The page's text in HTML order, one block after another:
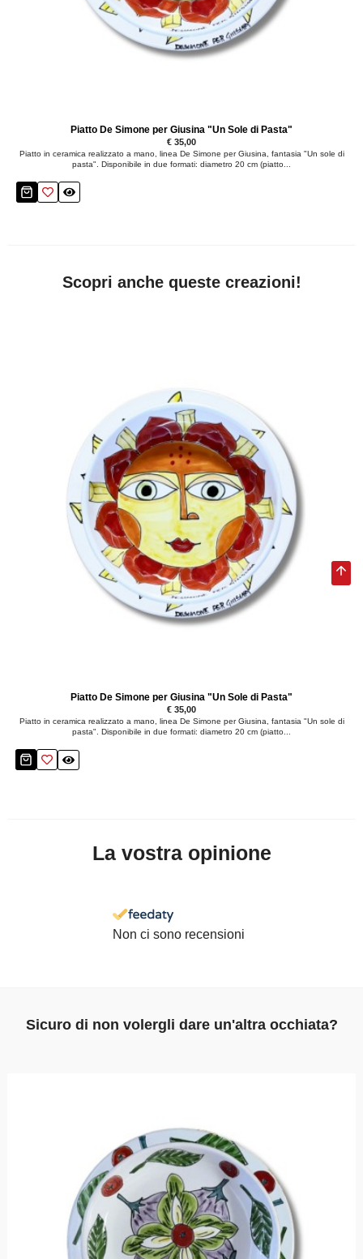
Piatto De Simone per Giusina "Un Sole di Pasta"
€ 35,00
Piatto in ceramica realizzato a mano, linea De Simone per Giusina, fantasia "Un sole di
pasta". Disponibile in due formati: diametro 20 cm (piatto...
Scopri anche queste creazioni!
Piatto De Simone per Giusina "Un Sole di Pasta"
€ 35,00
Piatto in ceramica realizzato a mano, linea De Simone per Giusina, fantasia "Un sole di
pasta". Disponibile in due formati: diametro 20 cm (piatto...
La vostra opinione
Non ci sono recensioni
Sicuro di non volergli dare un'altra occhiata?